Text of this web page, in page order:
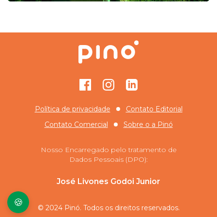
FacebookInstagramGitHub
Política de privacidade
Contato Editorial
Contato Comercial
Sobre o a Pinó
Nosso Encarregado pelo tratamento de
Dados Pessoais (DPO):
José Livones Godoi Junior
© 2024 Pinó. Todos os direitos reservados.
🍪